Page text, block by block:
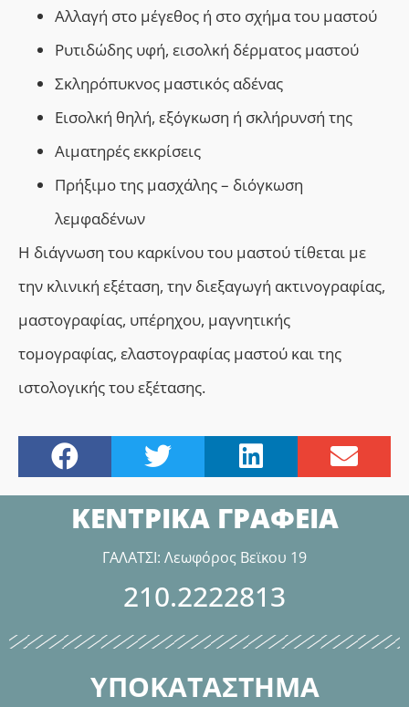
Αλλαγή στο μέγεθος ή στο σχήμα του μαστού
Ρυτιδώδης υφή, εισολκή δέρματος μαστού
Σκληρόπυκνος μαστικός αδένας
Εισολκή θηλή, εξόγκωση ή σκλήρυνσή της
Αιματηρές εκκρίσεις
Πρήξιμο της μασχάλης – διόγκωση
λεμφαδένων
H διάγνωση του καρκίνου του μαστού τίθεται με
την κλινική εξέταση, την διεξαγωγή ακτινογραφίας,
μαστογραφίας, υπέρηχου, μαγνητικής
τομογραφίας, ελαστογραφίας μαστού και της
ιστολογικής του εξέτασης.
ΚΕΝΤΡΙΚΑ ΓΡΑΦΕΙΑ
ΓΑΛΑΤΣΙ: Λεωφόρος Βεϊκου 19
210.2222813
ΥΠΟΚΑΤΑΣΤΗΜΑ